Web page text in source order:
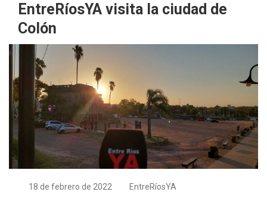
EntreRíosYA visita la ciudad de
Colón
18 de febrero de 2022 EntreRíosYA